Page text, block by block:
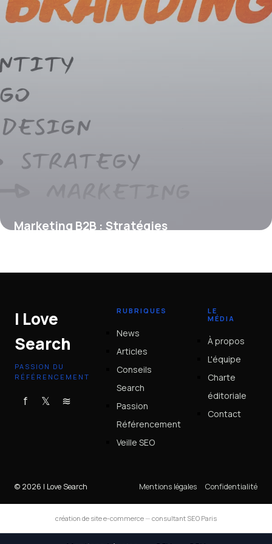
Marketing B2B : Stratégies
I Love
Search
PASSION DU
RÉFÉRENCEMENT
f 𝕏 ≋
RUBRIQUES
News
Articles
Conseils
Search
Passion
Référencement
Veille SEO
LE
MÉDIA
À propos
L'équipe
Charte
éditoriale
Contact
© 2026 I Love Search Mentions légales Confidentialité
création de site e-commerce — consultant SEO Paris